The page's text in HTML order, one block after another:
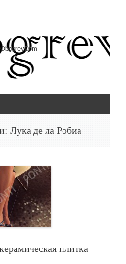
Лука де ла Робиа
плитка